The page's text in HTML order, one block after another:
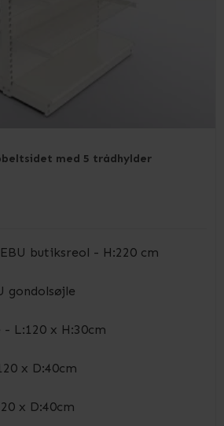
med 5 trådhylder
butiksreol - H:220 cm
gondolsøjle
- L:120 x H:30cm
x D:40cm
x D:40cm